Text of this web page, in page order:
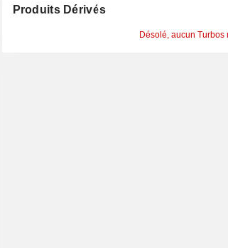
Produits Dérivés
Désolé, aucun Turbos